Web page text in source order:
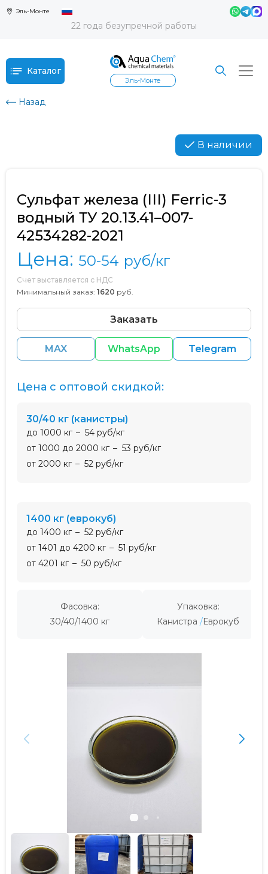
Эль-Монте
22 года безупречной работы
Каталог
Эль-Монте
Назад
В наличии
Сульфат железа (III) Ferric-3
водный ТУ 20.13.41–007-
42534282-2021
Цена: 50-54 руб/кг
Счет выставляется с НДС
Минимальный заказ: 1620 руб.
Заказать
MAX WhatsApp Telegram
Фасовка:
30/40/1400 кг
Упаковка:
Канистра
Еврокуб
Цена с оптовой скидкой:
30/40 кг (канистры)
до 1000 кг
54 руб/кг
от 1000 до 2000 кг
53 руб/кг
от 2000 кг
52 руб/кг
1400 кг (еврокуб)
до 1400 кг
52 руб/кг
от 1401 до 4200 кг
51 руб/кг
от 4201 кг
50 руб/кг